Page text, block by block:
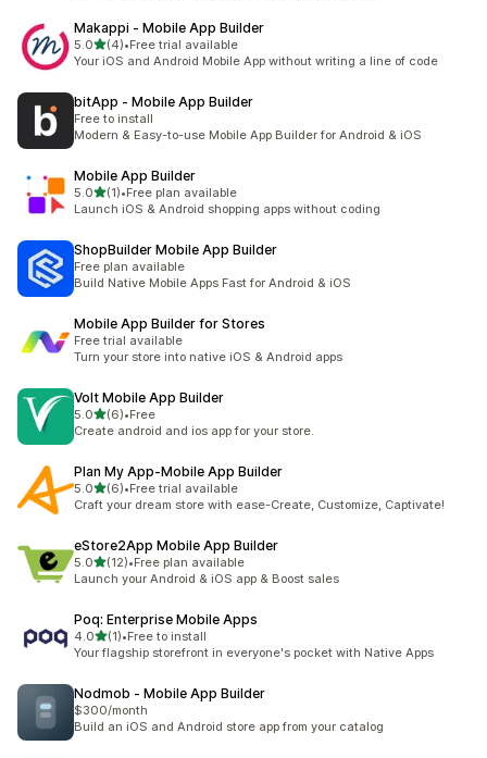
Makappi ‑ Mobile App Builder
5.0เต็ม 5 ดาว
(4)
ทั้งหมด 4 รีวิว
•Free trial available
Your iOS and Android Mobile App without writing a line of code
bitApp ‑ Mobile App Builder
Free to install
Modern & Easy-to-use Mobile App Builder for Android & iOS
Mobile App Builder
5.0เต็ม 5 ดาว
(1)
ทั้งหมด 1 รีวิว
•Free plan available
Launch iOS & Android shopping apps without coding
ShopBuilder Mobile App Builder
Free plan available
Build Native Mobile Apps Fast for Android & iOS
Mobile App Builder for Stores
Free trial available
Turn your store into native iOS & Android apps
Volt Mobile App Builder
5.0เต็ม 5 ดาว
(6)
ทั้งหมด 6 รีวิว
•Free
Create android and ios app for your store.
Plan My App‑Mobile App Builder
5.0เต็ม 5 ดาว
(6)
ทั้งหมด 6 รีวิว
•Free trial available
Craft your dream store with ease-Create, Customize, Captivate!
eStore2App Mobile App Builder
5.0เต็ม 5 ดาว
(12)
ทั้งหมด 12 รีวิว
•Free plan available
Launch your Android & iOS app & Boost sales
Poq: Enterprise Mobile Apps
4.0เต็ม 5 ดาว
(1)
ทั้งหมด 1 รีวิว
•Free to install
Your flagship storefront in everyone's pocket with Native Apps
Nodmob ‑ Mobile App Builder
$300/month
Build an iOS and Android store app from your catalog